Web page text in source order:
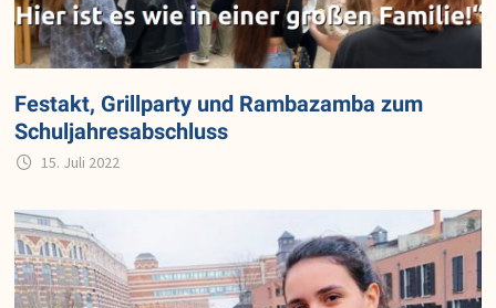
Festakt, Grillparty und Rambazamba zum
Schuljahresabschluss
15. Juli 2022